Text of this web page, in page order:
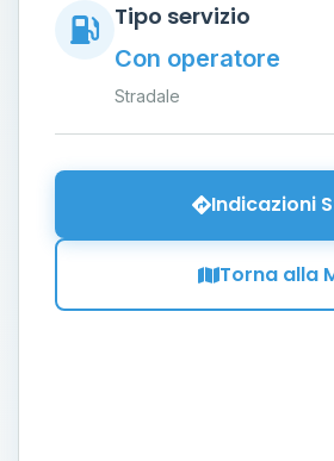
Tipo servizio
Con operatore
Stradale
Indicazioni
Torna alla